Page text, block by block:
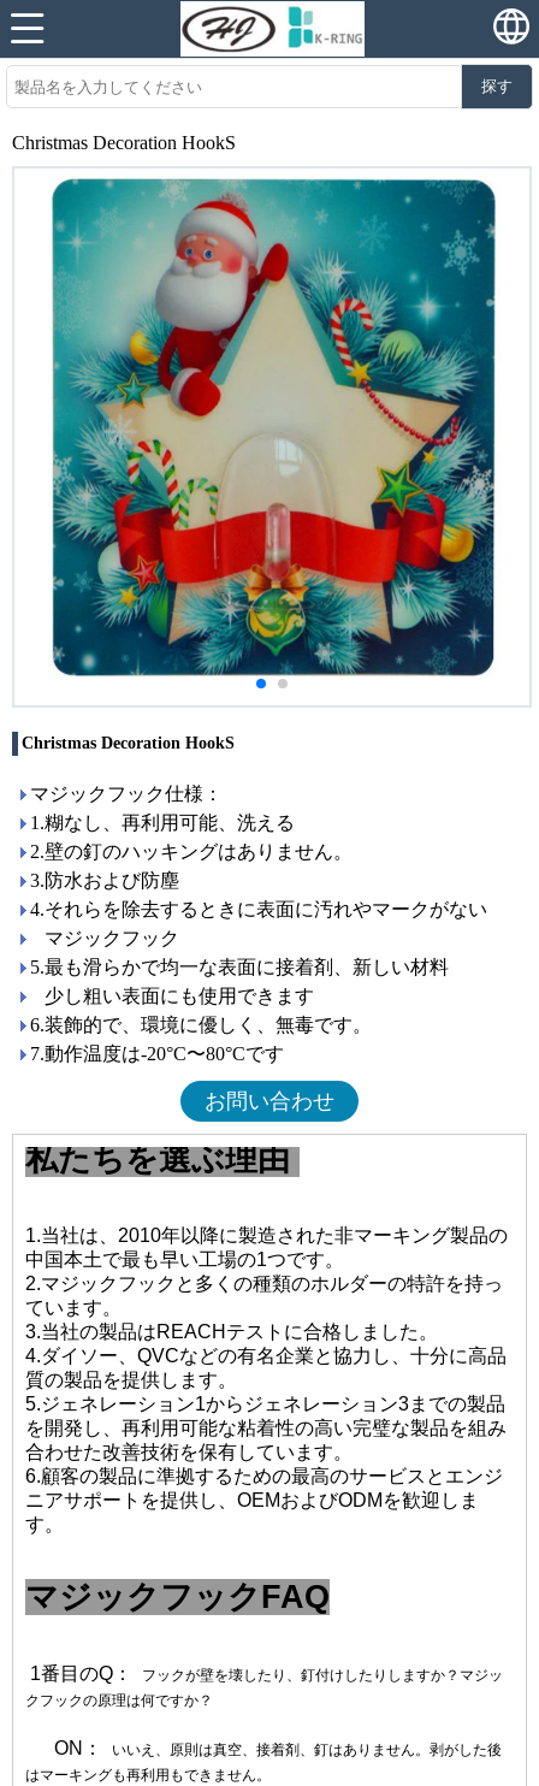
探す
Christmas Decoration HookS
Christmas Decoration HookS
マジックフック仕様：
1.糊なし、再利用可能、洗える
2.壁の釘のハッキングはありません。
3.防水および防塵
4.それらを除去するときに表面に汚れやマークがない
マジックフック
5.最も滑らかで均一な表面に接着剤、新しい材料
少し粗い表面にも使用できます
6.装飾的で、環境に優しく、無毒です。
7.動作温度は-20°C〜80°Cです
お問い合わせ
私たちを選ぶ理由
1.当社は、2010年以降に製造された非マーキング製品の
中国本土で最も早い工場の1つです。
2.マジックフックと多くの種類のホルダーの特許を持っ
ています。
3.当社の製品はREACHテストに合格しました。
4.ダイソー、QVCなどの有名企業と協力し、十分に高品
質の製品を提供します。
5.ジェネレーション1からジェネレーション3までの製品
を開発し、再利用可能な粘着性の高い完璧な製品を組み
合わせた改善技術を保有しています。
6.顧客の製品に準拠するための最高のサービスとエンジ
ニアサポートを提供し、OEMおよびODMを歓迎しま
す。
マジックフックFAQ
1番目のQ：
フックが壁を壊したり、釘付けしたりしますか？マジッ
クフックの原理は何ですか？
ON：
いいえ、原則は真空、接着剤、釘はありません。剥がした後
はマーキングも再利用もできません。